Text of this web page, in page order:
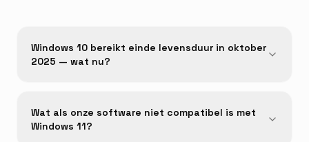
Windows 10 bereikt einde levensduur in oktober
2025 — wat nu?
Wat als onze software niet compatibel is met
Windows 11?